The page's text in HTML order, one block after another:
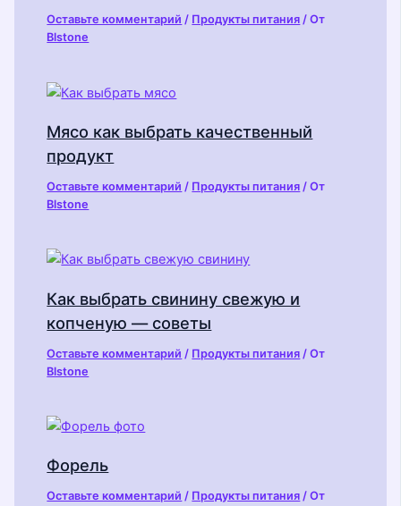
Оставьте комментарий / Продукты питания / От
Blstone
Мясо как выбрать качественный
продукт
Оставьте комментарий / Продукты питания / От
Blstone
Как выбрать свинину свежую и
копченую — советы
Оставьте комментарий / Продукты питания / От
Blstone
Форель
Оставьте комментарий / Продукты питания / От